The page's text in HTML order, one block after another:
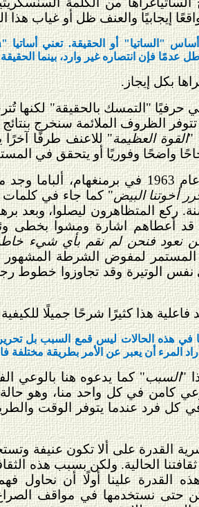
إيجابيًا والعنف ظل أو غياب هذا
"الساتيا" أو الحقيقة. تعني أساتيا "
عدمًا فإن انتصاره غير وارد، بينما
بكل إيجاز.
حرفيًا "التمسك بالحقيقة"
تتوفر الظروف الملائمة سنخرج
"القوة العظيمة" للاعنف طرفًا
واضحًا وفوريًا أو يتحقق في
النية
أخوتنا البيض" كما جاء في
ركع المتظاهرون ليصلوا، وبعد
أعطاهم اشارة ومشوا بخطى
نعود فنحن لم نقم بأي شيء
لمفوض الشرطة المشهور
نفس الوتيرة وقد تجاوزوا خطوط
هذا كثيرًا شرحًا جميلًا للكيفية
في هذه الحالات ليس قمع السبب بل
المرء أن يعبر عن الأمر بطريقة مختلفة
"السبب" كما يدعوه هنا بالوعي
كامن في كل واحد منا، وهو
كل فرد عندما يتوفر الوقت
القدرة على ألا تكون عنيفة
الحالية. ولكن بسبب هذه
القدرة علينا أولًا أن نحاول
حتى نستخدمها في مواقف